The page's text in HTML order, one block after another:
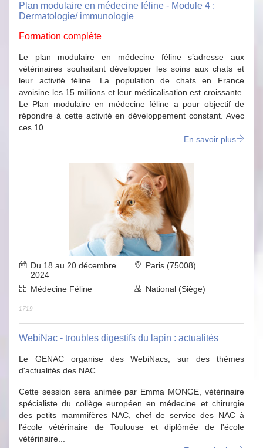
Plan modulaire en médecine féline - Module 4 :
Dermatologie/ immunologie
Formation complète
Le plan modulaire en médecine féline s’adresse aux
vétérinaires souhaitant développer les soins aux chats et
leur activité féline. La population de chats en France
avoisine les 15 millions et leur médicalisation est croissante.
Le Plan modulaire en médecine féline a pour objectif de
répondre à cette activité en développement constant. Avec
ces 10...
En savoir plus
Du 18 au 20 décembre
2024
Paris (75008)
Médecine Féline National (Siège)
1719
WebiNac - troubles digestifs du lapin : actualités
Le GENAC organise des WebiNacs, sur des thèmes
d'actualités des NAC.
Cette session sera animée par Emma MONGE, vétérinaire
spécialiste du collège européen en médecine et chirurgie
des petits mammifères NAC, chef de service des NAC à
l'école vétérinaire de Toulouse et diplômée de l'école
vétérinaire...